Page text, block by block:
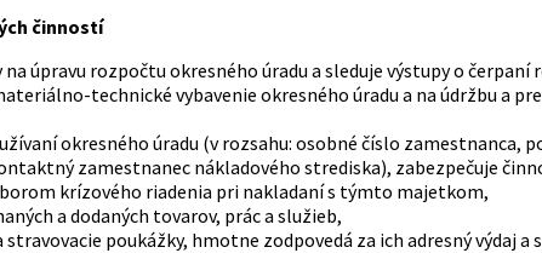
činností
úpravu rozpočtu okresného úradu a sleduje výstupy o čerpaní
technické vybavenie okresného úradu a na údržbu a
okresného úradu (v rozsahu: osobné číslo zamestnanca,
zamestnanec nákladového strediska), zabezpečuje
krízového riadenia pri nakladaní s týmto majetkom,
a dodaných tovarov, prác a služieb,
poukážky, hmotne zodpovedá za ich adresný výdaj a